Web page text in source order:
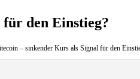
den Einstieg?
– sinkender Kurs als Signal für den